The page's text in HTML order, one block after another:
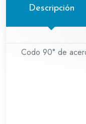
Descripción
Codo 90° de